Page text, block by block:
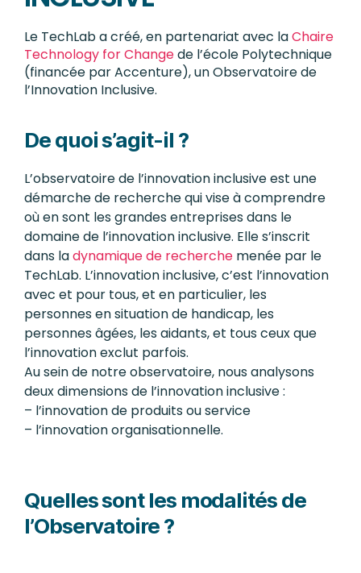
Le TechLab a créé, en partenariat avec laChaire
Technology for Changede l’école Polytechnique
(financée par Accenture), un Observatoire de
l’Innovation Inclusive.
De quoi s’agit-il ?
L’observatoire de l’innovation inclusive est une
démarche de recherche qui vise à comprendre
où en sont les grandes entreprises dans le
domaine de l’innovation inclusive. Elle s’inscrit
dans ladynamique de recherche menée par le
TechLab. L’innovation inclusive, c’est l’innovation
avec et pour tous, et en particulier, les
personnes en situation de handicap, les
personnes âgées, les aidants, et tous ceux que
l’innovation exclut parfois.
Au sein de notre observatoire, nous analysons
deux dimensions de l’innovation inclusive :
– l’innovation de produits ou service
– l’innovation organisationnelle.
Quelles sont les modalités de
l’Observatoire ?